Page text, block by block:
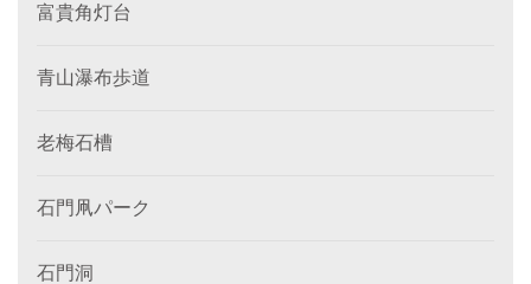
富貴角灯台
青山瀑布歩道
老梅石槽
石門凧パーク
石門洞